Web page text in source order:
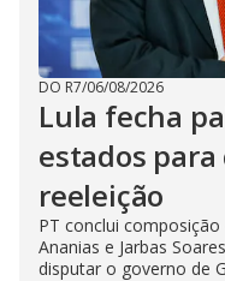
DO R7/06/08/2026
Lula fecha
estados
reeleição
PT conclui
Ananias e Jarbas
disputar o governo de